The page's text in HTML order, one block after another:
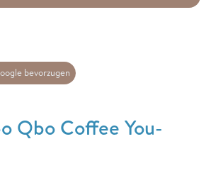
bevorzugen
Qbo Coffee You-